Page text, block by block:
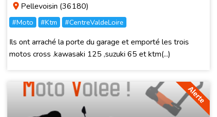
Pellevoisin (36180)
#Moto #Ktm #CentreValdeLoire
Ils ont arraché la porte du garage et emporté les trois
motos cross .kawasaki 125 ,suzuki 65 et ktm(...)